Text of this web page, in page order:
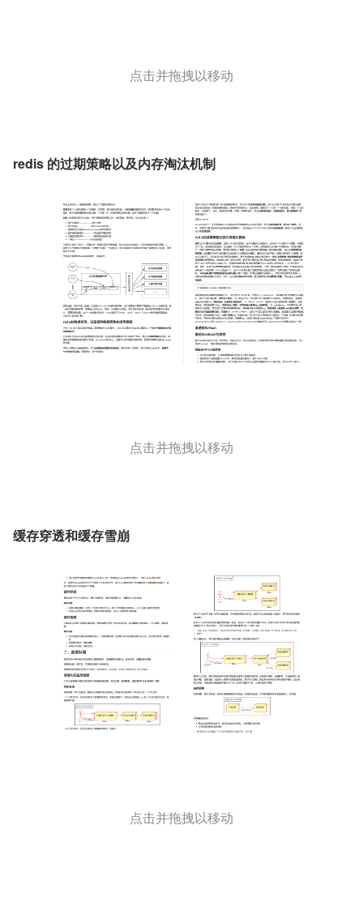
点击并拖拽以移动
redis 的过期策略以及内存淘汰机制
点击并拖拽以移动
缓存穿透和缓存雪崩
点击并拖拽以移动